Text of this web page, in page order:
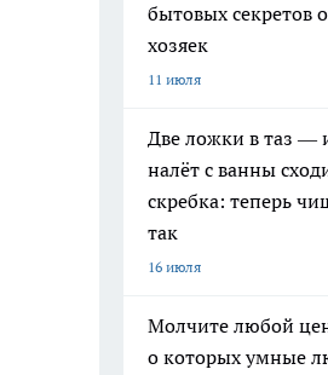
бытовых секретов
хозяек
11 июля
Две ложки в таз —
налёт с ванны
скребка: теперь
так
16 июля
Молчите любой
о которых умные